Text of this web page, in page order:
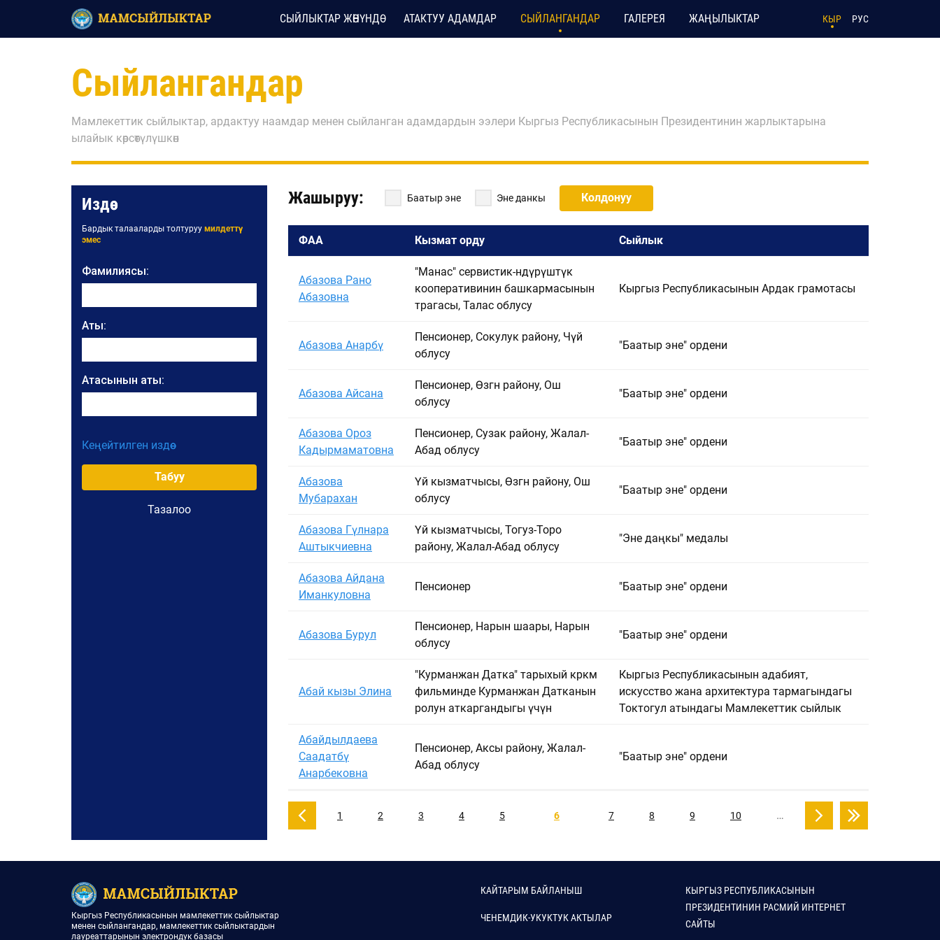
СЫЙЛЫКТАР ЖӨНҮНДӨ АТАКТУУ АДАМДАР СЫЙЛАНГАНДАР ГАЛЕРЕЯ ЖАҢЫЛЫКТАР КЫР РУС
Сыйлангандар
Мамлекеттик сыйлыктар, ардактуу наамдар менен сыйланган адамдардын ээлери Кыргыз Республикасынын Президентинин жарлыктарына
ылайык көрсөтүлүшкөн
Издөө
Бардык талааларды толтуруу милдеттүү
эмес
Фамилиясы:
Аты:
Атасынын аты:
Кеңейтилген издөө
Уюмдун аталышы:
Жарлыктын номери
Табуу
Тазалоо
Жашыруу: Баатыр эне Эне данкы Колдонуу
ФАА Кызмат орду Сыйлык
Абазова Рано
Абазовна
"Манас" сервистик-өндүрүштүк
кооперативинин башкармасынын
төрагасы, Талас облусу
Кыргыз Республикасынын Ардак грамотасы
Абазова Анарбү
Пенсионер, Сокулук району, Чүй
облусу
"Баатыр эне" ордени
Абазова Айсана
Пенсионер, Өзгөн району, Ош
облусу
"Баатыр эне" ордени
Абазова Ороз
Кадырмаматовна
Пенсионер, Сузак району, Жалал-
Абад облусу
"Баатыр эне" ордени
Абазова
Мубарахан
Үй кызматчысы, Өзгөн району, Ош
облусу
"Баатыр эне" ордени
Абазова Гүлнара
Аштыкчиевна
Үй кызматчысы, Тогуз-Торо
району, Жалал-Абад облусу
"Эне даңкы" медалы
Абазова Айдана
Иманкуловна
Пенсионер "Баатыр эне" ордени
Абазова Бурул
Пенсионер, Нарын шаары, Нарын
облусу
"Баатыр эне" ордени
Абай кызы Элина
"Курманжан Датка" тарыхый көркөм
фильминде Курманжан Датканын
ролун аткаргандыгы үчүн
Кыргыз Республикасынын адабият,
искусство жана архитектура тармагындагы
Токтогул атындагы Мамлекеттик сыйлык
Абайдылдаева
Саадатбү
Анарбековна
Пенсионер, Аксы району, Жалал-
Абад облусу
"Баатыр эне" ордени
1 2 3 4 5 6 7 8 9 10 …
Кыргыз Республикасынын мамлекеттик сыйлыктар
менен сыйлангандар, мамлекеттик сыйлыктардын
лауреаттарынын электрондук базасы
КАЙТАРЫМ БАЙЛАНЫШ
ЧЕНЕМДИК-УКУКТУК АКТЫЛАР
КЫРГЫЗ РЕСПУБЛИКАСЫНЫН
ПРЕЗИДЕНТИНИН РАСМИЙ ИНТЕРНЕТ
САЙТЫ